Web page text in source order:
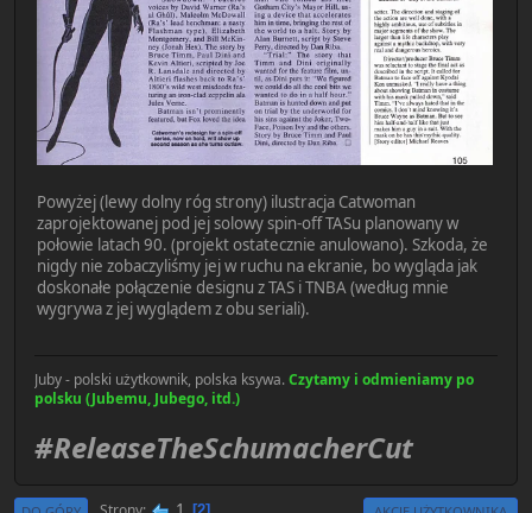
Powyżej (lewy dolny róg strony) ilustracja Catwoman
zaprojektowanej pod jej solowy spin-off TASu planowany w
połowie latach 90. (projekt ostatecznie anulowano). Szkoda, że
nigdy nie zobaczyliśmy jej w ruchu na ekranie, bo wygląda jak
doskonałe połączenie designu z TAS i TNBA (według mnie
wygrywa z jej wyglądem z obu seriali).
Juby - polski użytkownik, polska ksywa.Czytamy i odmieniamy po
polsku (Jubemu, Jubego, itd.)
#ReleaseTheSchumacherCut